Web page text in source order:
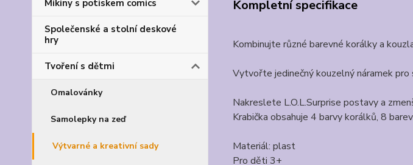
Mikiny s potiskem comics
Společenské a stolní deskové
hry
Tvoření s dětmi
Omalovánky
Samolepky na zeď
Výtvarné a kreativní sady
Kompletní specifikace
Kombinujte různé barevné korálky a
Vytvořte jedinečný kouzelný náramek pro
Nakreslete L.O.L.Surprise postavy a
Krabička obsahuje 4 barvy korálků, 8
Materiál: plast
Pro děti 3+